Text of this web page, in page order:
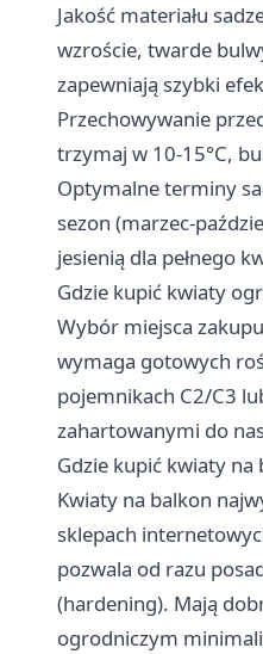
Jakość materiału
wzroście, twarde
zapewniają szybki
Przechowywanie
trzymaj w 10-15°C,
Optymalne terminy
sezon (marzec-
jesienią dla pełnego
Gdzie kupić kwiaty
Wybór miejsca
wymaga gotowych
pojemnikach C2/C3
zahartowanymi do
Gdzie kupić kwiaty na
Kwiaty na balkon
sklepach
pozwala od razu
(hardening). Mają
ogrodniczym